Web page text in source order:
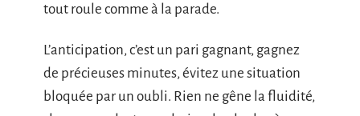
tout roule comme à la parade.
L’anticipation, c’est un pari gagnant, gagnez
de précieuses minutes, évitez une situation
bloquée par un oubli. Rien ne gêne la fluidité,